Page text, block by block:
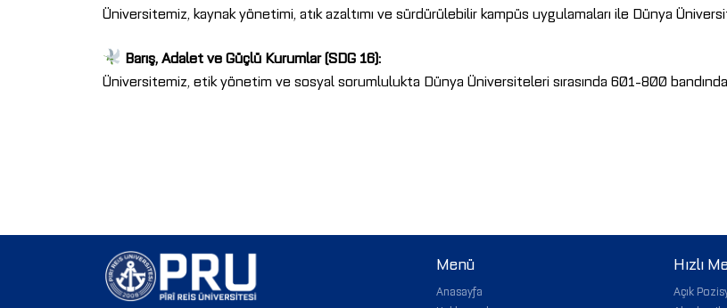
Üniversitemiz, kaynak yönetimi, atık azaltımı ve sürdürülebilir kampüs uygulamaları ile Dünya
Barış, Adalet ve Güçlü Kurumlar (SDG 16):
Üniversitemiz, etik yönetim ve sosyal sorumlulukta Dünya Üniversiteleri sırasında 601-800 bandında
Menü
Anasayfa
Hızlı
Açık